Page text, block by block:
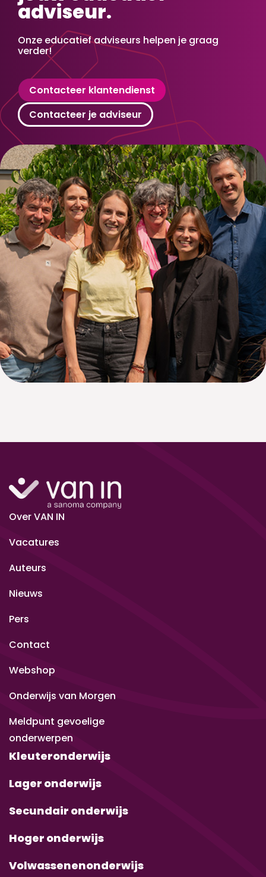
adviseur.
Onze educatief adviseurs helpen je graag
verder!
Contacteer klantendienst
Contacteer je adviseur
Over VAN IN
Vacatures
Auteurs
Nieuws
Pers
Contact
Webshop
Onderwijs van Morgen
Meldpunt gevoelige
onderwerpen
Kleuteronderwijs
Lager onderwijs
Secundair onderwijs
Hoger onderwijs
Volwassenenonderwijs